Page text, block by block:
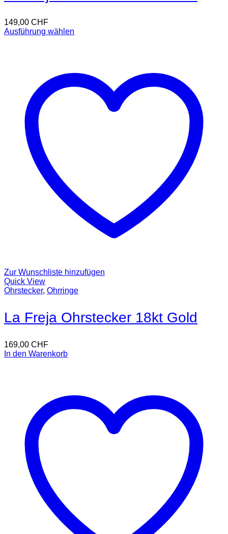
149,00 CHF
Ausführung wählen
Zur Wunschliste hinzufügen
Quick View
Ohrstecker, Ohrringe
La Freja Ohrstecker 18kt Gold
169,00 CHF
In den Warenkorb